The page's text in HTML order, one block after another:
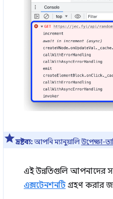
দ্রষ্টব্য:আপনি ম্যানুয়ালিউপেক্ষা-
এই উন্নতিগুলি আপনাদের
এক্সটেনশনটিগ্রহণ করার